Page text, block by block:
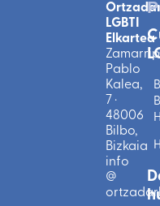
LGBTI
Elkartea
Pablo
Kalea,
7 ·
48006
Bilbo,
Bizkaia
info
@